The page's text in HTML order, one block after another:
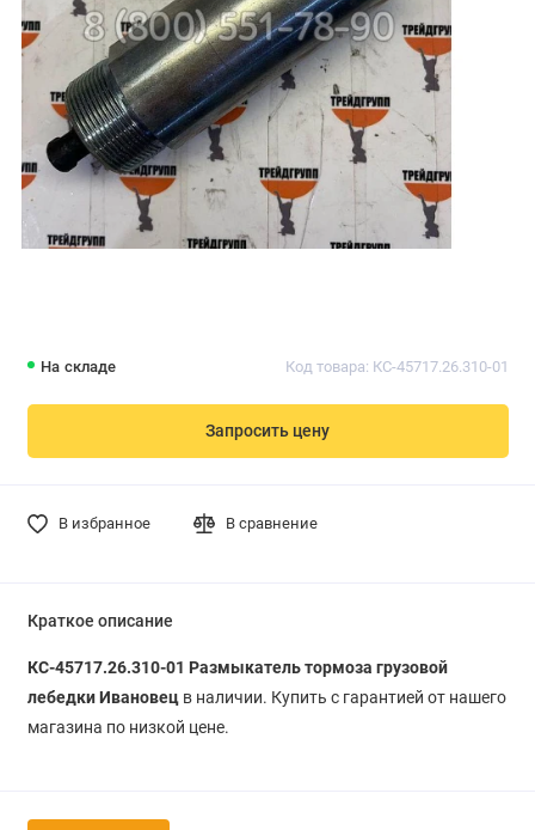
На складе Код товара: КС-45717.26.310-01
Запросить цену
В избранное В сравнение
Краткое описание
КС-45717.26.310-01 Размыкатель тормоза грузовой
лебедки Ивановецв наличии. Купить с гарантией от нашего
магазина по низкой цене.